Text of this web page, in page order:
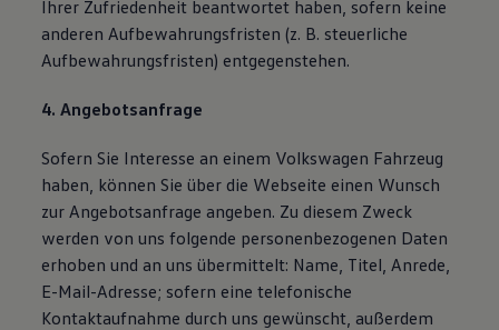
Ihrer Zufriedenheit beantwortet haben, sofern keine
anderen Aufbewahrungsfristen (z. B. steuerliche
Aufbewahrungsfristen) entgegenstehen.
4. Angebotsanfrage
Sofern Sie Interesse an einem Volkswagen Fahrzeug
haben, können Sie über die Webseite einen Wunsch
zur Angebotsanfrage angeben. Zu diesem Zweck
werden von uns folgende personenbezogenen Daten
erhoben und an uns übermittelt: Name, Titel, Anrede,
E-Mail-Adresse; sofern eine telefonische
Kontaktaufnahme durch uns gewünscht, außerdem